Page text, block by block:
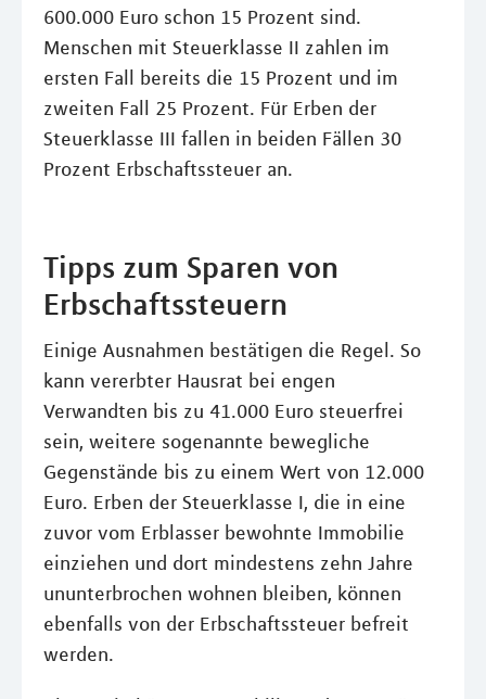
600.000 Euro schon 15 Prozent sind.
Menschen mit Steuerklasse II zahlen im
ersten Fall bereits die 15 Prozent und im
zweiten Fall 25 Prozent. Für Erben der
Steuerklasse III fallen in beiden Fällen 30
Prozent Erbschaftssteuer an.
Tipps zum Sparen von
Erbschaftssteuern
Einige Ausnahmen bestätigen die Regel. So
kann vererbter Hausrat bei engen
Verwandten bis zu 41.000 Euro steuerfrei
sein, weitere sogenannte bewegliche
Gegenstände bis zu einem Wert von 12.000
Euro. Erben der Steuerklasse I, die in eine
zuvor vom Erblasser bewohnte Immobilie
einziehen und dort mindestens zehn Jahre
ununterbrochen wohnen bleiben, können
ebenfalls von der Erbschaftssteuer befreit
werden.